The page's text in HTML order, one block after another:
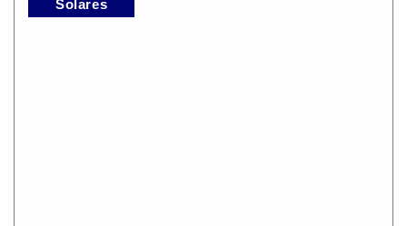
Solares